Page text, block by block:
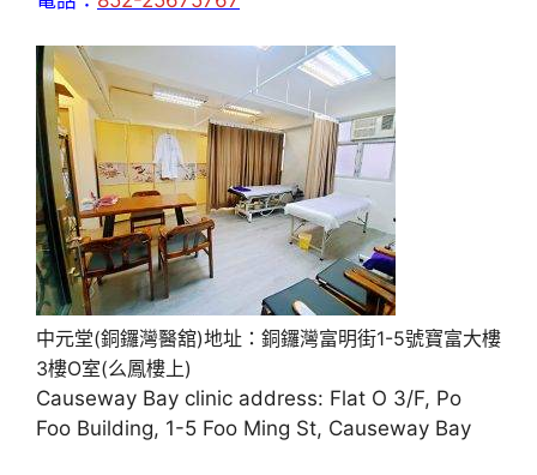
中元堂(銅鑼灣醫舘)地址：銅鑼灣富明街1-5號寶富大樓
3樓O室(么鳳樓上)
Causeway Bay clinic address: Flat O 3/F, Po
Foo Building, 1-5 Foo Ming St, Causeway Bay